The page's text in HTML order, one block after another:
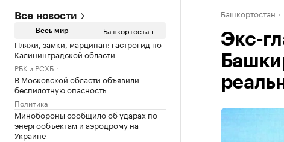
Все новости
Весь мир Башкортостан
Пляжи, замки, марципан: гастрогид по
Калининградской области
РБК и РСХБ
В Московской области объявили
беспилотную опасность
Политика
Минобороны сообщило об ударах по
энергообъектам и аэродрому на
Украине
Башкортостан
Экс-